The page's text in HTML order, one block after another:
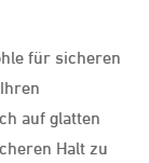
für sicheren
auf glatten
Halt zu